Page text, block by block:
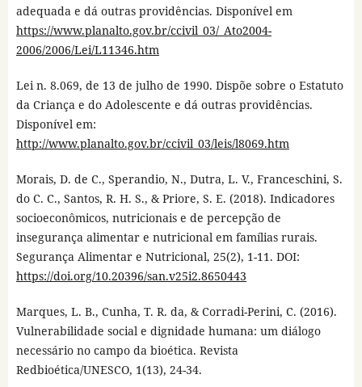
adequada e dá outras providências. Disponível em
https://www.planalto.gov.br/ccivil_03/_Ato2004-
2006/2006/Lei/L11346.htm
Lei n. 8.069, de 13 de julho de 1990. Dispõe sobre o Estatuto
da Criança e do Adolescente e dá outras providências.
Disponível em:
http://www.planalto.gov.br/ccivil_03/leis/l8069.htm
Morais, D. de C., Sperandio, N., Dutra, L. V., Franceschini, S.
do C. C., Santos, R. H. S., & Priore, S. E. (2018). Indicadores
socioeconômicos, nutricionais e de percepção de
insegurança alimentar e nutricional em famílias rurais.
Segurança Alimentar e Nutricional, 25(2), 1-11. DOI:
https://doi.org/10.20396/san.v25i2.8650443
Marques, L. B., Cunha, T. R. da, & Corradi-Perini, C. (2016).
Vulnerabilidade social e dignidade humana: um diálogo
necessário no campo da bioética. Revista
Redbioética/UNESCO, 1(13), 24-34.